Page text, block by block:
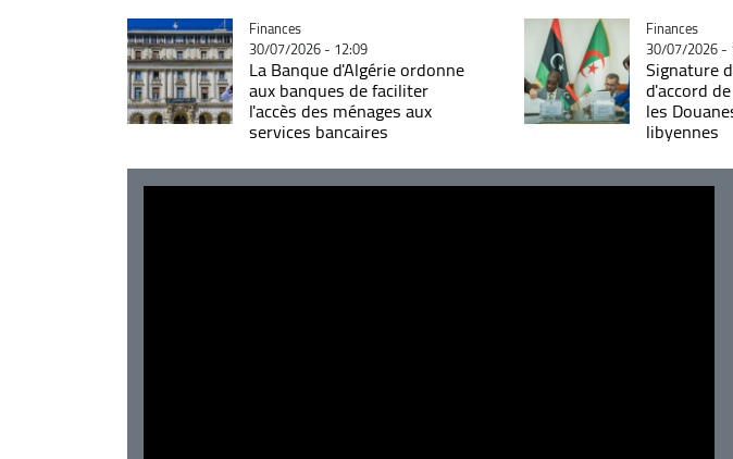
Catégorie
Finances
30/07/2026 - 12:09
La Banque d'Algérie ordonne
aux banques de faciliter
l'accès des ménages aux
services bancaires
Catégorie
Finances
30/07/2026 -
Signature
d'accord
les
libyennes